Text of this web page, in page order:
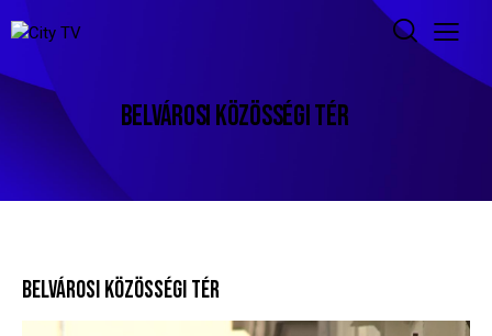
BELVÁROSI KÖZÖSSÉGI TÉR
BELVÁROSI KÖZÖSSÉGI TÉR